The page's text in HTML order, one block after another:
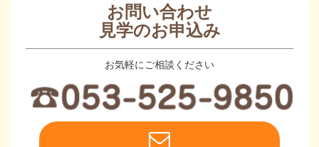
お問い合わせ
見学のお申込み
お気軽にご相談ください